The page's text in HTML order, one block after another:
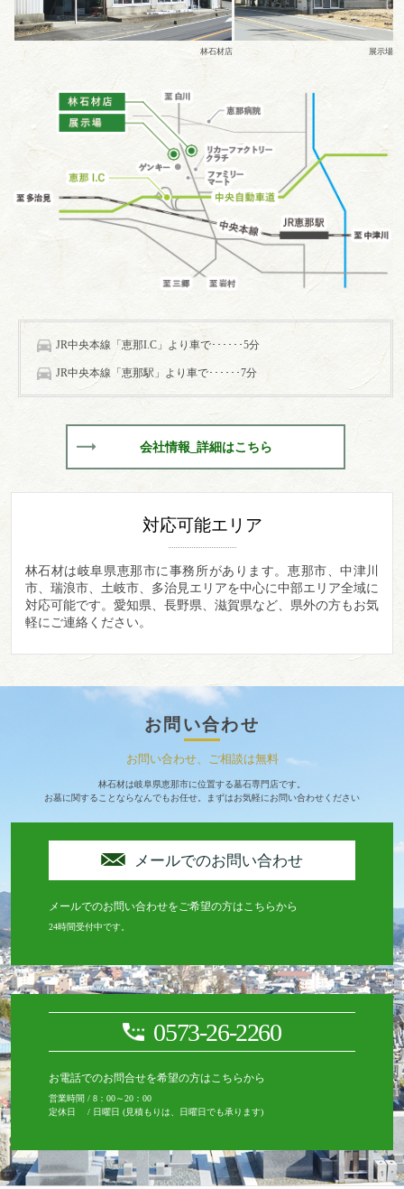
林石材店 展示場
JR中央本線「恵那I.C」より車で･･････5分
JR中央本線「恵那駅」より車で･･････7分
会社情報_詳細はこちら
対応可能エリア
林石材は岐阜県恵那市に事務所があります。 恵那市、中津川
市、瑞浪市、土岐市、多治見エリアを中心に中部エリア全域に
対応可能です。愛知県、長野県、滋賀県など、県外の方もお気
軽にご連絡ください。
お問い合わせ
お問い合わせ、ご相談は無料
林石材は岐阜県恵那市に位置する墓石専門店です。
お墓に関することならなんでもお任せ。まずはお気軽にお問い合わせください
メールでのお問い合わせ
メールでのお問い合わせをご希望の方はこちらから
24時間受付中です。
0573-26-2260
お電話でのお問合せを希望の方はこちらから
営業時間 / 8：00～20：00
定休日 / 日曜日 (見積もりは、日曜日でも承ります)